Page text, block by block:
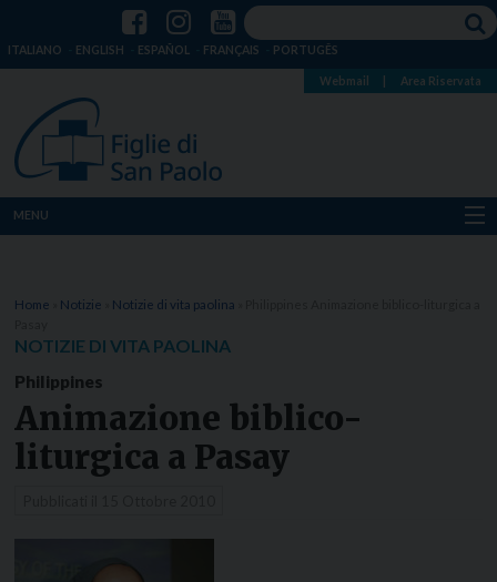
ITALIANO ENGLISH ESPAÑOL FRANÇAIS PORTUGÊS
Webmail Area Riservata
MENU
Dove siamo
Risorse
Media
Home Notizie Notizie di vita paolina
NOTIZIE DI VITA PAOLINA
Philippines
Animazione biblico-
liturgica a Pasay